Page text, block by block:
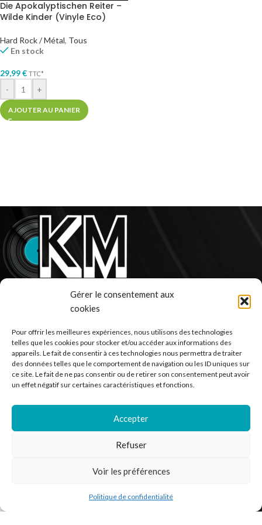
Gérer le consentement aux
cookies
Pour offrir les meilleures expériences, nous utilisons des technologies
telles que les cookies pour stocker et/ou accéder aux informations des
appareils. Le fait de consentir à ces technologies nous permettra de traiter
des données telles que le comportement de navigation ou les ID uniques sur
ce site. Le fait de ne pas consentir ou de retirer son consentement peut avoir
un effet négatif sur certaines caractéristiques et fonctions.
Accepter
Refuser
Voir les préférences
Politique de confidentialité
Die Apokalyptischen Reiter –
Wilde Kinder (Vinyle Eco)
Hard Rock / Métal, Tous
En stock
29,99€ TTC*
- +
AJOUTER AU PANIER
Ventes de vinyle en ligne - 33 et 45 tours.
France
Mail : contact@kilm-music.com
RECHERCHER DES PRODUITS
Mon compte